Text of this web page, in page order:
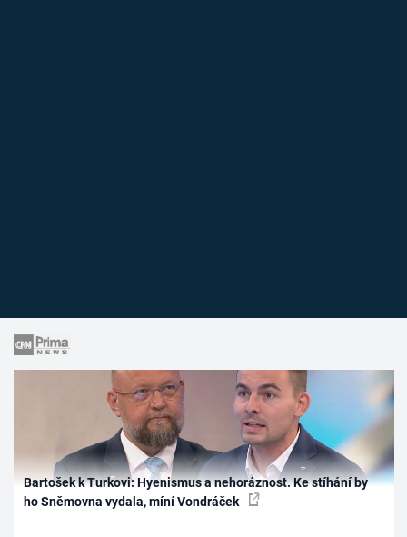
Bartošek k Turkovi: Hyenismus a nehoráznost. Ke stíhání by
ho Sněmovna vydala, míní Vondráček